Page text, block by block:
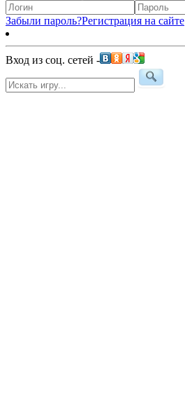
Забыли пароль?Регистрация на сайте
Вход из соц. сетей -